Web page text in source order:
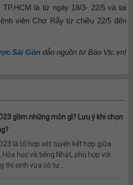
là từ ngày 18/3- 22/5 và tại
viện Chợ Rẫy từ chiều 22/5 đến
Sài Gòndẫn nguồn từ Báo Vtc.vn!
gồm những môn gì? Lưu ý khi chọn
là tổ hợp xét tuyển kết hợp giữa
Hóa học và tiếng Nhật, phù hợp với
thí sinh vừa có tư...